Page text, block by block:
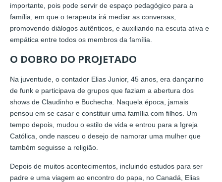
importante, pois pode servir de espaço pedagógico para a
família, em que o terapeuta irá mediar as conversas,
promovendo diálogos autênticos, e auxiliando na escuta ativa e
empática entre todos os membros da família.
O DOBRO DO PROJETADO
Na juventude, o contador Elias Junior, 45 anos, era dançarino
de funk e participava de grupos que faziam a abertura dos
shows de Claudinho e Buchecha. Naquela época, jamais
pensou em se casar e constituir uma família com filhos. Um
tempo depois, mudou o estilo de vida e entrou para a Igreja
Católica, onde nasceu o desejo de namorar uma mulher que
também seguisse a religião.
Depois de muitos acontecimentos, incluindo estudos para ser
padre e uma viagem ao encontro do papa, no Canadá, Elias